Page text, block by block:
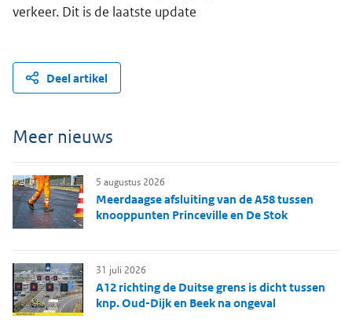
verkeer. Dit is de laatste update
Deel artikel
Meer nieuws
Meerdaagse afsluiting van de A58 tussen
knooppunten Princeville en De Stok
5 augustus 2026
A12 richting de Duitse grens is dicht tussen
knp. Oud-Dijk en Beek na ongeval
31 juli 2026